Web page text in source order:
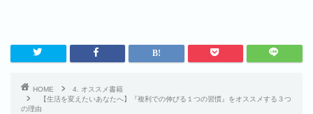
HOME
4. オススメ書籍
【生活を変えたいあなたへ】『複利での伸びる１つの習慣』をオススメする３つ
の理由